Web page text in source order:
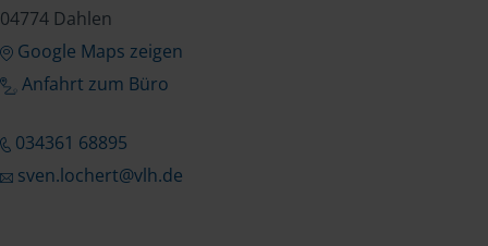
04774 Dahlen
Google Maps zeigen
Anfahrt zum Büro
034361 68895
sven.lochert@vlh.de